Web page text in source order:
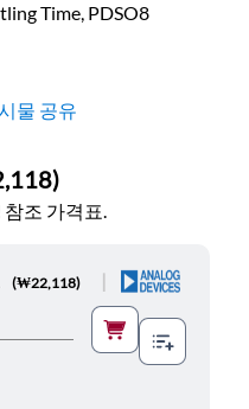
Time, PDSO8
물 공유
)
조 가격표.
(₩22,118)